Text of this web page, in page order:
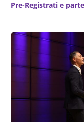
settore,
hanno
uno degli
un’indagine
Pre-Registrati e